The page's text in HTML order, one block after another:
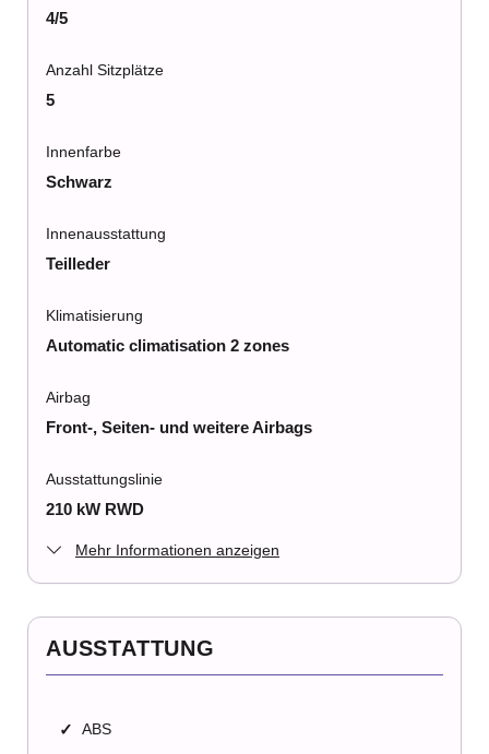
4/5
Anzahl Sitzplätze
5
Innenfarbe
Schwarz
Innenausstattung
Teilleder
Klimatisierung
Automatic climatisation 2 zones
Airbag
Front-, Seiten- und weitere Airbags
Ausstattungslinie
210 kW RWD
Mehr Informationen anzeigen
AUSSTATTUNG
✓ ABS